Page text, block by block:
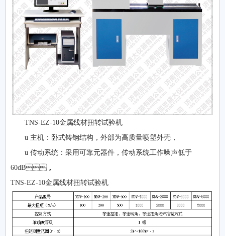
TNS-EZ-10金属线材扭转试验机
u 主机：卧式铸钢结构，外部为高质量喷塑外壳，
u 传动系统：采用可靠元器件，传动系统工作噪声低于
60dB，
TNS-EZ-10金属线材扭转试验机